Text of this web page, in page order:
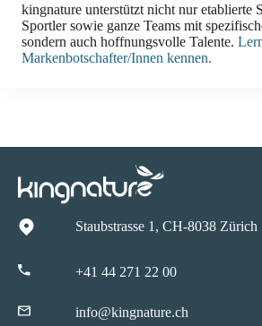
kingnature unterstützt nicht nur etablierte
Sportler sowie ganze Teams mit
sondern auch hoffnungsvolle Talente.
Markenbotschafter/Innen kennen.
Staubstrasse 1, CH-8038 Zürich
+41 44 271 22 00
info@kingnature.ch